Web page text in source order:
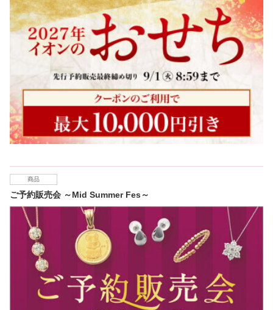
商品
ご予約販売会 ～Mid Summer Fes～